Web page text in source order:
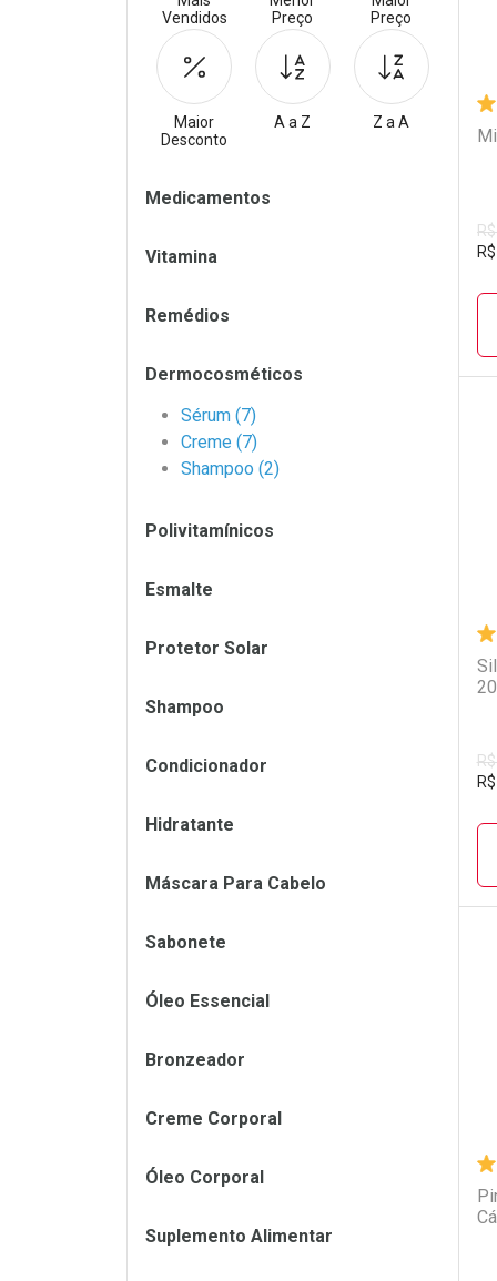
R$
R$
Vendidos
Preço
Preço
Maior
Desconto
A a Z Z a A
Filtros
Medicamentos
Vitamina
Remédios
Dermocosméticos
Sérum (7)
Creme (7)
Shampoo (2)
Polivitamínicos
Esmalte
Protetor Solar
Shampoo
Condicionador
Hidratante
Máscara Para Cabelo
Sabonete
Óleo Essencial
Bronzeador
Creme Corporal
Óleo Corporal
Suplemento Alimentar